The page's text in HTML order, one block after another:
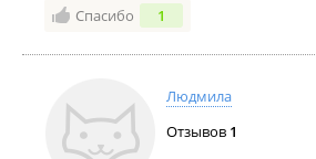
Спасибо 1
Людмила
Отзывов 1